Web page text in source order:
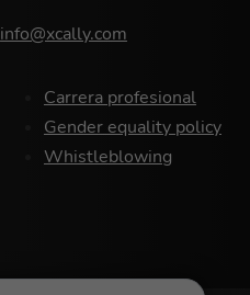
info@xcally.com
Carrera profesional
Gender equality policy
Whistleblowing